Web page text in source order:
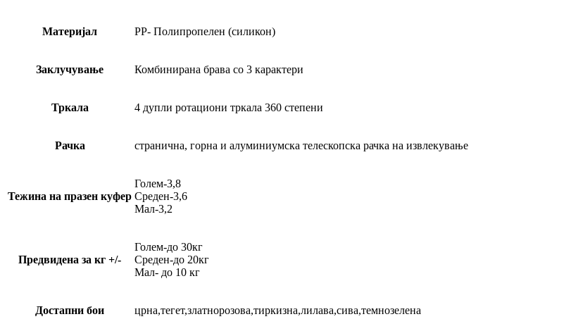
Материјал PP- Полипропелен (силикон)
Заклучување Комбинирана брава со 3 карактери
Тркала 4 дупли ротациони тркала 360 степени
Рачка странична, горна и алуминиумска телескопска рачка на извлекување
Тежина на празен куфер
Голем-3,8
Среден-3,6
Мал-3,2
Предвидена за кг +/-
Голем-до 30кг
Среден-до 20кг
Мал- до 10 кг
Достапни бои црна,тегет,златнорозова,тиркизна,лилава,сива,темнозелена